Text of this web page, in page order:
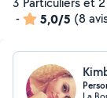
-
5,0/5 (8